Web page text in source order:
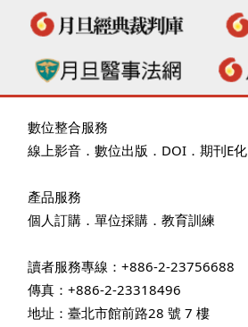
數位整合服務
線上影音 ．數位出版 ． DOI ．期刊E化
產品服務
個人訂購 ．單位採購 ．教育訓練
讀者服務專線：+886-2-23756688
傳真：+886-2-23318496
地址：臺北市館前路28 號 7 樓